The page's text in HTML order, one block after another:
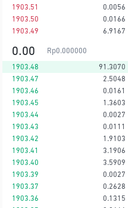
1903.51
0.0056
1903.50
0.0166
1903.49
6.9167
0.00 Rp0.000000
1903.48
91.3070
1903.47
2.5048
1903.46
0.0161
1903.45
1.3603
1903.44
0.0027
1903.43
0.0111
1903.42
1.9103
1903.41
3.1906
1903.40
3.5909
1903.39
0.0027
1903.37
0.2628
1903.36
0.1315